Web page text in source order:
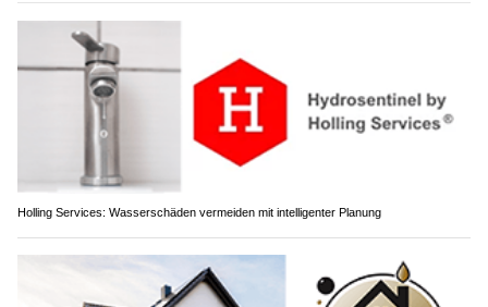
Holling Services: Wasserschäden vermeiden mit intelligenter Planung